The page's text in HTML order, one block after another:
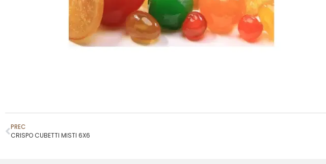
PREC
CRISPO CUBETTI MISTI 6X6